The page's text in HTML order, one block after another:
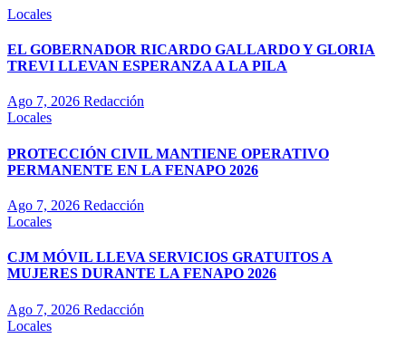
Locales
EL GOBERNADOR RICARDO GALLARDO Y GLORIA
TREVI LLEVAN ESPERANZA A LA PILA
Ago 7, 2026 Redacción
Locales
PROTECCIÓN CIVIL MANTIENE OPERATIVO
PERMANENTE EN LA FENAPO 2026
Ago 7, 2026 Redacción
Locales
CJM MÓVIL LLEVA SERVICIOS GRATUITOS A
MUJERES DURANTE LA FENAPO 2026
Ago 7, 2026 Redacción
Locales